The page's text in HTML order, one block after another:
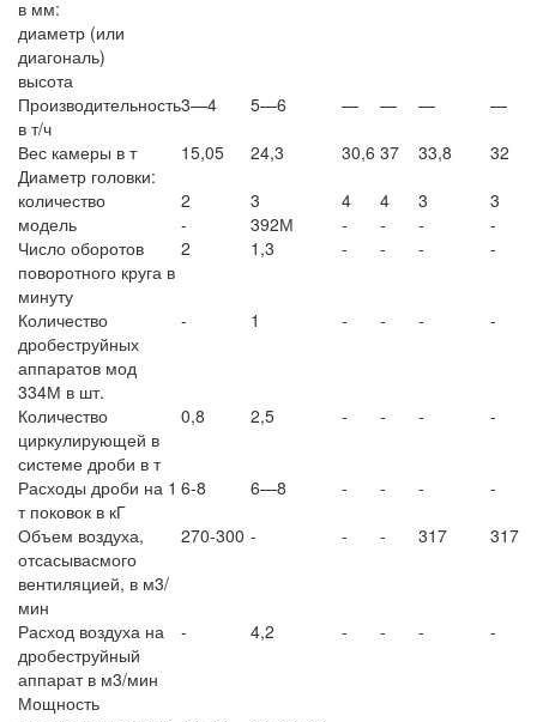
в мм:
диаметр (или
диагональ)
высота
Производительность
в т/ч
3—4 5—6 — — —
—
Вес камеры в т
15,05 24,3 30,6 37 33,8
32
Диаметр головки:
количество
модель
2
-
3
392М
4
-
4
-
3
-
3
-
Число оборотов
поворотного круга в
минуту
2 1,3 - - - -
Количество
дробеструйных
аппаратов мод
334М в шт.
- 1 - - - -
Количество
циркулирующей в
системе дроби в т
0,8 2,5 - - - -
Расходы дроби на 1
т поковок в кГ
6-8 6—8 - - -
-
Объем воздуха,
отсасывасмого
вентиляцией, в м3/
мин
270-300 - - - 317 317
Расход воздуха на
дробеструйный
аппарат в м3/мин
- 4,2 - - - -
Мощность